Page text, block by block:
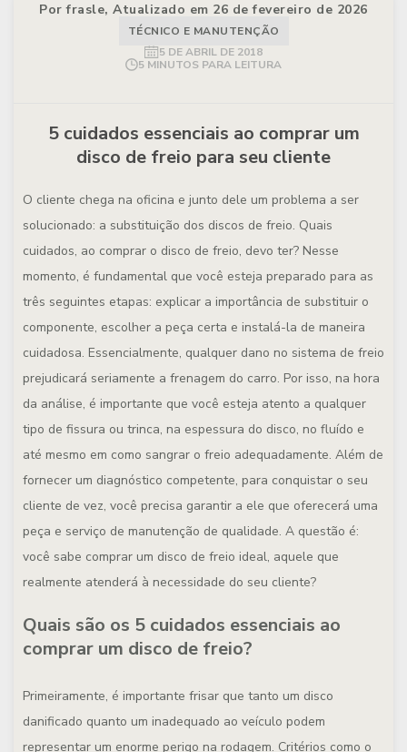
Por frasle, Atualizado em 26 de fevereiro de 2026
TÉCNICO E MANUTENÇÃO
5 DE ABRIL DE 2018
5 MINUTOS PARA LEITURA
5 cuidados essenciais ao comprar um
disco de freio para seu cliente
O cliente chega na oficina e junto dele um problema a ser
solucionado: a substituição dos discos de freio. Quais
cuidados, ao comprar o disco de freio, devo ter? Nesse
momento, é fundamental que você esteja preparado para as
três seguintes etapas: explicar a importância de substituir o
componente, escolher a peça certa e instalá-la de maneira
cuidadosa. Essencialmente, qualquer dano no sistema de freio
prejudicará seriamente a frenagem do carro. Por isso, na hora
da análise, é importante que você esteja atento a qualquer
tipo de fissura ou trinca, na espessura do disco, no fluído e
até mesmo em como sangrar o freio adequadamente. Além de
fornecer um diagnóstico competente, para conquistar o seu
cliente de vez, você precisa garantir a ele que oferecerá uma
peça e serviço de manutenção de qualidade. A questão é:
você sabe comprar um disco de freio ideal, aquele que
realmente atenderá à necessidade do seu cliente?
Quais são os 5 cuidados essenciais ao
comprar um disco de freio?
Primeiramente, é importante frisar que tanto um disco
danificado quanto um inadequado ao veículo podem
representar um enorme perigo na rodagem. Critérios como o